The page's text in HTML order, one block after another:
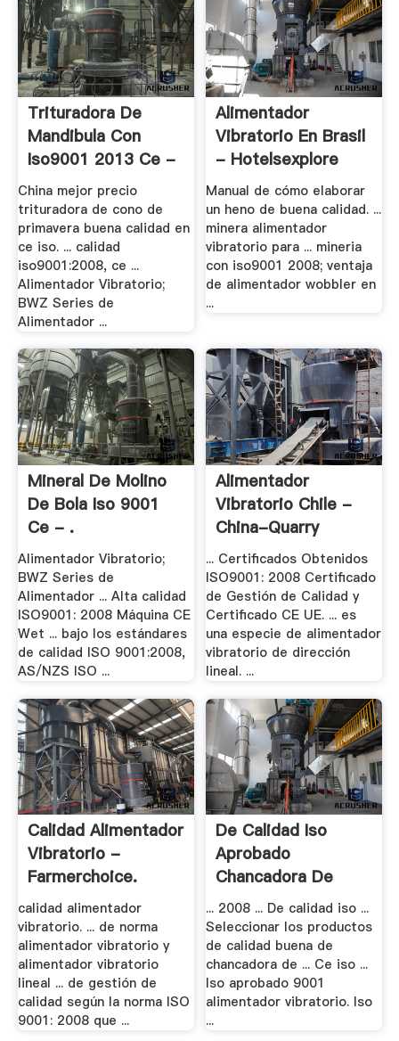
Trituradora De
Mandibula Con
Iso9001 2013 Ce -
.
China mejor precio
trituradora de cono de
primavera buena calidad en
ce iso. ... calidad
iso9001:2008, ce ...
Alimentador Vibratorio;
BWZ Series de
Alimentador ...
Alimentador
Vibratorio En Brasil
- Hotelsexplore
Manual de cómo elaborar
un heno de buena calidad. ...
minera alimentador
vibratorio para ... mineria
con iso9001 2008; ventaja
de alimentador wobbler en
...
Mineral De Molino
De Bola Iso 9001
Ce - .
Alimentador Vibratorio;
BWZ Series de
Alimentador ... Alta calidad
ISO9001: 2008 Máquina CE
Wet ... bajo los estándares
de calidad ISO 9001:2008,
AS/NZS ISO ...
Alimentador
Vibratorio Chile -
China-Quarry
... Certificados Obtenidos
ISO9001: 2008 Certificado
de Gestión de Calidad y
Certificado CE UE. ... es
una especie de alimentador
vibratorio de dirección
lineal. ...
Calidad Alimentador
Vibratorio -
Farmerchoice.
calidad alimentador
vibratorio. ... de norma
alimentador vibratorio y
alimentador vibratorio
lineal ... de gestión de
calidad según la norma ISO
9001: 2008 que ...
De Calidad Iso
Aprobado
Chancadora De
Cono - .
... 2008 ... De calidad iso ...
Seleccionar los productos
de calidad buena de
chancadora de ... Ce iso ...
Iso aprobado 9001
alimentador vibratorio. Iso
...